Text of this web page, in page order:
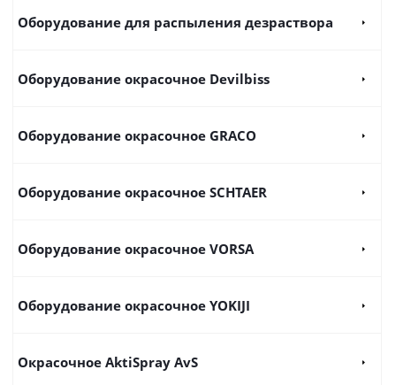
Оборудование для распыления дезраствора
Оборудование окрасочное Devilbiss
Оборудование окрасочное GRACO
Оборудование окрасочное SCHTAER
Оборудование окрасочное VORSA
Оборудование окрасочное YOKIJI
Окрасочное AktiSpray AvS